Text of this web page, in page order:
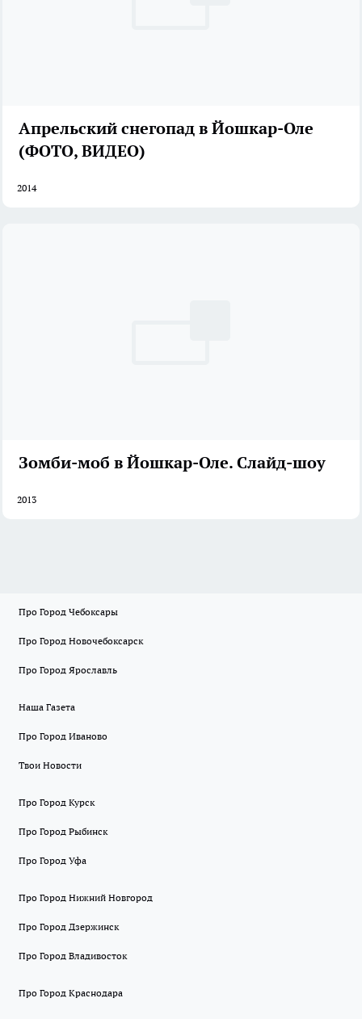
Апрельский снегопад в Йошкар-Оле
(ФОТО, ВИДЕО)
2014
Зомби-моб в Йошкар-Оле. Слайд-шоу
2013
Про Город Чебоксары
Про Город Новочебоксарск
Про Город Ярославль
Наша Газета
Про Город Иваново
Твои Новости
Про Город Курск
Про Город Рыбинск
Про Город Уфа
Про Город Нижний Новгород
Про Город Дзержинск
Про Город Владивосток
Про Город Краснодара